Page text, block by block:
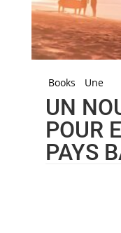
Books Une
UN
POUR
PAYS